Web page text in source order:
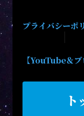
プライバシーポ
【YouTube＆
ト